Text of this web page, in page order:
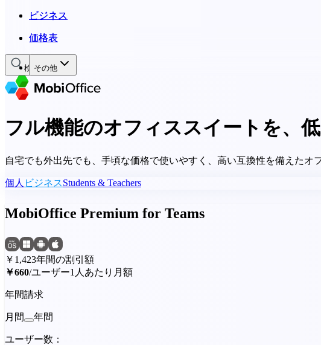
ビジネス
価格表
その他
ビジネス
価格表
検索する
フル機能のオフィススイートを、
自宅でも外出先でも、手頃な価格で使いやすく、高い互換性を備えた
個人 ビジネスStudents & Teachers
MobiOffice Premium for Teams
￥1,423年間の割引額
￥660/ユーザー1人あたり月額
年間請求
月間 年間
ユーザー数：